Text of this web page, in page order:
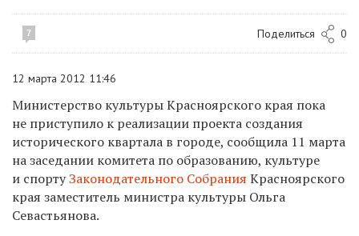
7 Поделиться 0
12 марта 2012 11:46
Министерство культуры Красноярского края пока
не приступило к реализации проекта создания
исторического квартала в городе, сообщила 11 марта
на заседании комитета по образованию, культуре
и спортуЗаконодательного Собрания Красноярского
края заместитель министра культуры Ольга
Севастьянова.